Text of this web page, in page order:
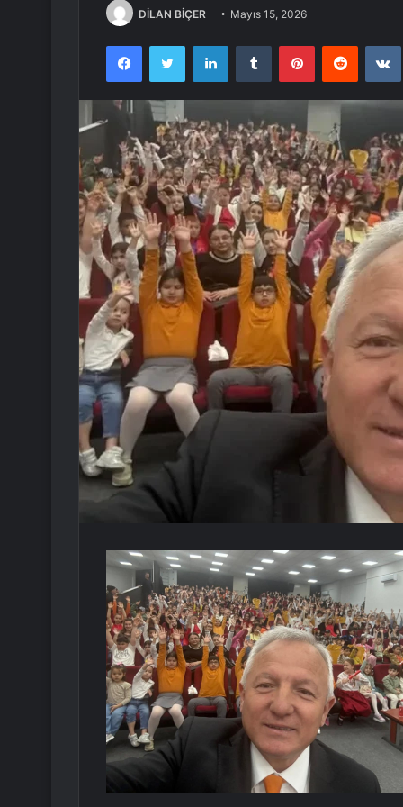
DİLAN BİÇER Mayıs 15, 2026
FacebookTwitter LinkedInTumblr PinterestReddit